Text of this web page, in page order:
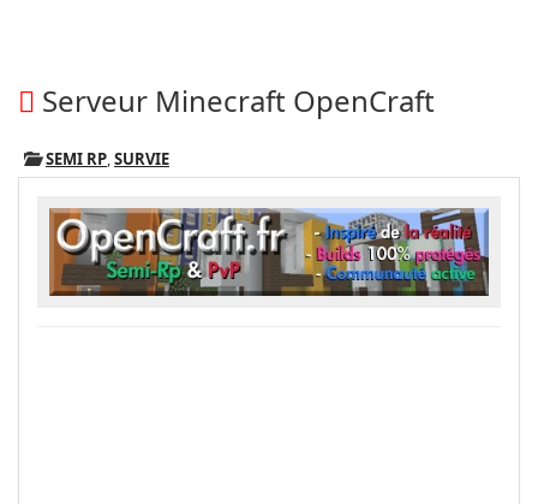
Serveur Minecraft OpenCraft
SEMI RP,SURVIE